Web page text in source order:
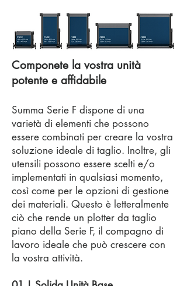
Componete la vostra unità
potente e affidabile
Summa Serie F dispone di una
varietà di elementi che possono
essere combinati per creare la vostra
soluzione ideale di taglio. Inoltre, gli
utensili possono essere scelti e/o
implementati in qualsiasi momento,
così come per le opzioni di gestione
dei materiali. Questo è letteralmente
ciò che rende un plotter da taglio
piano della Serie F, il compagno di
lavoro ideale che può crescere con
la vostra attività.